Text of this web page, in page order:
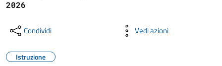
2026
Condividi Vedi azioni
Istruzione